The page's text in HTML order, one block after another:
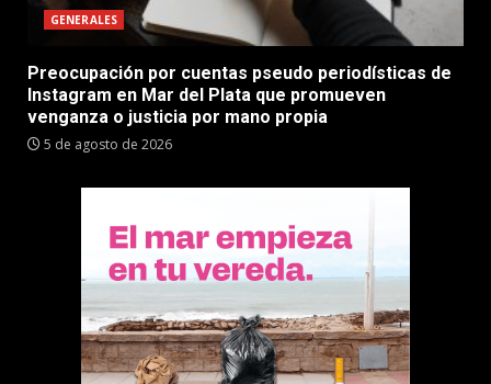
GENERALES
Preocupación por cuentas pseudo periodísticas de
Instagram en Mar del Plata que promueven
venganza o justicia por mano propia
5 de agosto de 2026